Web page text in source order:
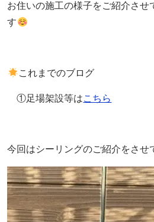
お住いの施工の様子をご紹介させ
す
これまでのブログ
①足場架設等はこちら
今回はシーリングのご紹介をさせ